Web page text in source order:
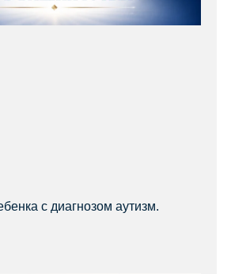
с диагнозом аутизм.